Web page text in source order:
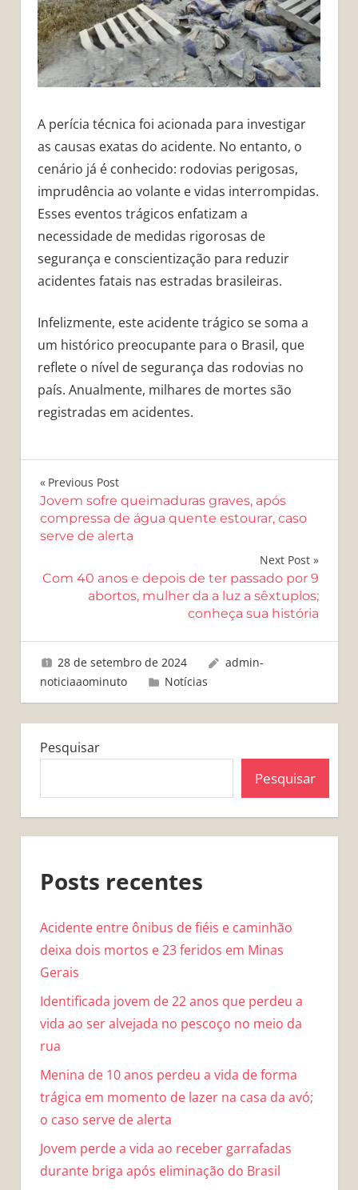
A perícia técnica foi acionada para investigar
as causas exatas do acidente. No entanto, o
cenário já é conhecido: rodovias perigosas,
imprudência ao volante e vidas interrompidas.
Esses eventos trágicos enfatizam a
necessidade de medidas rigorosas de
segurança e conscientização para reduzir
acidentes fatais nas estradas brasileiras.
Infelizmente, este acidente trágico se soma a
um histórico preocupante para o Brasil, que
reflete o nível de segurança das rodovias no
país. Anualmente, milhares de mortes são
registradas em acidentes.
Navegação
de
Post
Previous Post
Jovem sofre queimaduras graves, após
compressa de água quente estourar, caso
serve de alerta
Next Post
Com 40 anos e depois de ter passado por 9
abortos, mulher da a luz a sêxtuplos;
conheça sua história
28 de setembro de 2024
admin-
noticiaaominuto
Notícias
Pesquisar
Pesquisar
Posts recentes
Acidente entre ônibus de fiéis e caminhão
deixa dois mortos e 23 feridos em Minas
Gerais
Identificada jovem de 22 anos que perdeu a
vida ao ser alvejada no pescoço no meio da
rua
Menina de 10 anos perdeu a vida de forma
trágica em momento de lazer na casa da avó;
o caso serve de alerta
Jovem perde a vida ao receber garrafadas
durante briga após eliminação do Brasil